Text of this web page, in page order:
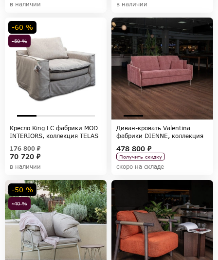
в наличии в наличии
-50 %
-60 %
Кресло King LC фабрики MOD
INTERIORS, коллекция TELAS
70 720 ₽
176 800 ₽
в наличии
Диван-кровать Valentina
фабрики DIENNE, коллекция
478 800 ₽
Получить скидку
скоро на складе
-40 %
-50 %